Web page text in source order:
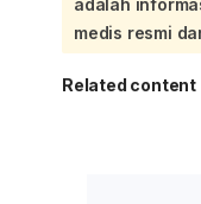
adalah
medis resmi
Related content